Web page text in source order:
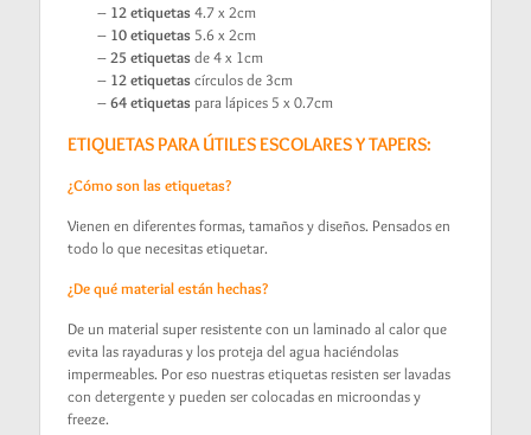
– 12 etiquetas4.7 x 2cm
– 10 etiquetas 5.6 x 2cm
–25 etiquetasde 4 x 1cm
– 12 etiquetascírculos de 3cm
–64 etiquetas para lápices 5 x 0.7cm
ETIQUETAS PARA ÚTILES ESCOLARES Y TAPERS:
¿Cómo son las etiquetas?
Vienen en diferentes formas, tamaños y diseños. Pensados en
todo lo que necesitas etiquetar.
¿De qué material están hechas?
De un material super resistente con un laminado al calor que
evita las rayaduras y los proteja del agua haciéndolas
impermeables. Por eso nuestras etiquetas resisten ser lavadas
con detergente y pueden ser colocadas en microondas y
freeze.